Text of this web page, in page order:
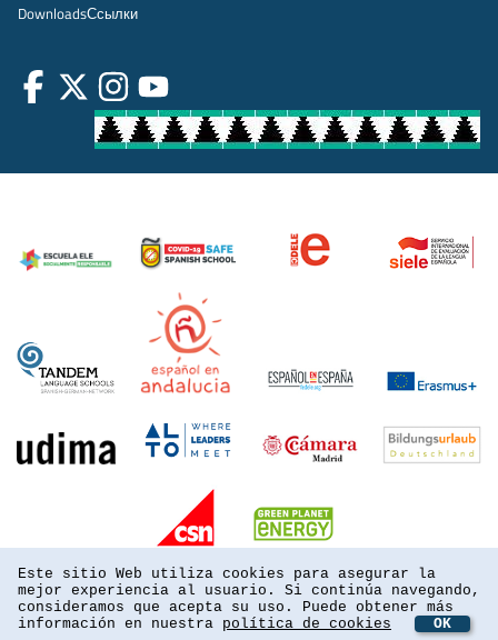
DownloadsСсылки
Este sitio Web utiliza cookies para asegurar la
mejor experiencia al usuario. Si continúa navegando,
consideramos que acepta su uso. Puede obtener más
información en nuestra política de cookies OK